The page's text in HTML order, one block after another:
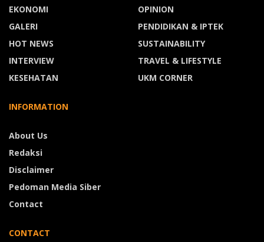
EKONOMI
GALERI
HOT NEWS
INTERVIEW
KESEHATAN
OPINION
PENDIDIKAN & IPTEK
SUSTAINABILITY
TRAVEL & LIFESTYLE
UKM CORNER
INFORMATION
About Us
Redaksi
Disclaimer
Pedoman Media Siber
Contact
CONTACT